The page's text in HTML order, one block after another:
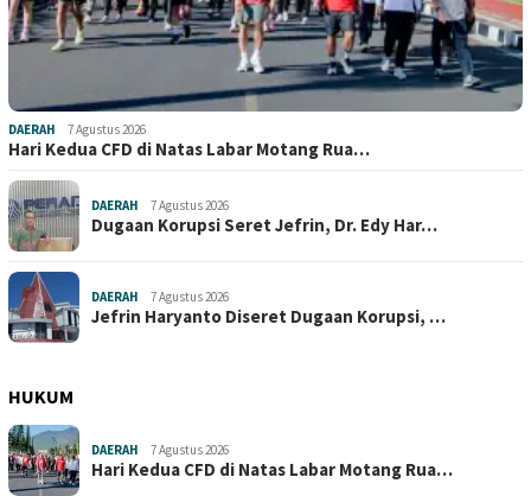
DAERAH 7 Agustus 2026
Hari Kedua CFD di Natas Labar Motang Rua…
DAERAH 7 Agustus 2026
Dugaan Korupsi Seret Jefrin, Dr. Edy Har…
DAERAH 7 Agustus 2026
Jefrin Haryanto Diseret Dugaan Korupsi, …
HUKUM
DAERAH 7 Agustus 2026
Hari Kedua CFD di Natas Labar Motang Rua…